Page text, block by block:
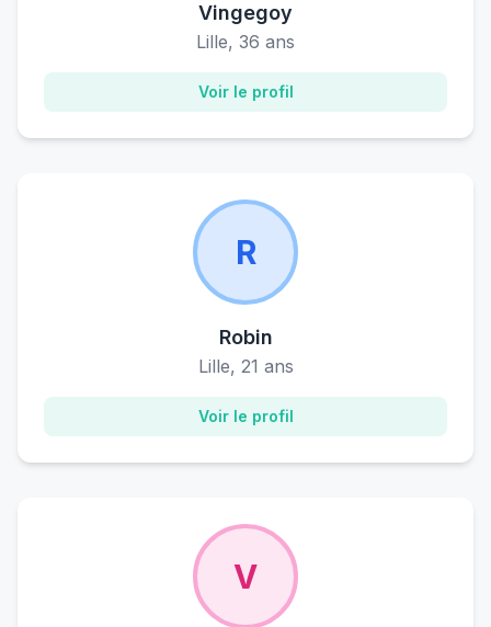
Vingegoy
Lille, 36 ans
Voir le profil
R
Robin
Lille, 21 ans
Voir le profil
V